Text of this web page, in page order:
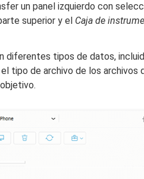
un panel izquierdo con
superior y el Caja de
diferentes tipos de datos,
tipo de archivo de los archivos